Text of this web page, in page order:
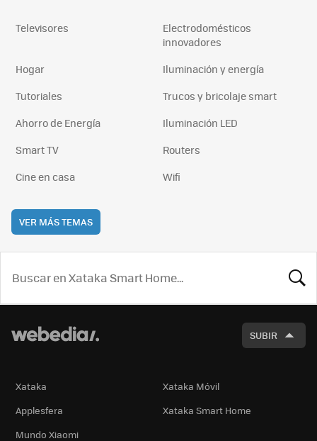
Televisores
Electrodomésticos
innovadores
Hogar
Iluminación y energía
Tutoriales
Trucos y bricolaje smart
Ahorro de Energía
Iluminación LED
Smart TV
Routers
Cine en casa
Wifi
VER MÁS TEMAS
SUBIR
Xataka
Xataka Móvil
Applesfera
Xataka Smart Home
Mundo Xiaomi